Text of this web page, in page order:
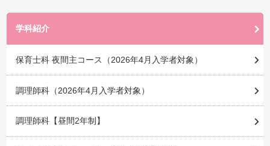
学科紹介
保育士科 夜間主コース（2026年4月入学者対象）
調理師科（2026年4月入学者対象）
調理師科【昼間2年制】